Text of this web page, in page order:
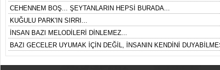
CEHENNEM BOŞ... ŞEYTANLARIN HEPSİ BURADA...
KUĞULU PARK'IN SIRRI...
İNSAN BAZI MELODİLERİ DİNLEMEZ...
BAZI GECELER UYUMAK İÇİN DEĞİL, İNSANIN KENDİNİ